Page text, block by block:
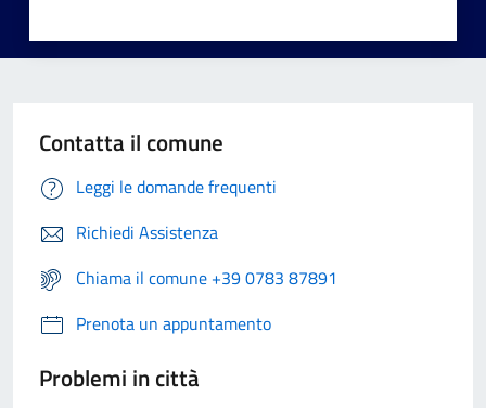
Contatta il comune
Leggi le domande frequenti
Richiedi Assistenza
Chiama il comune +39 0783 87891
Prenota un appuntamento
Problemi in città